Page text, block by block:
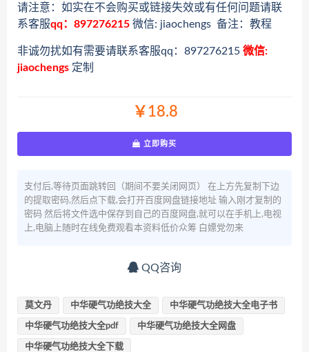
请注意：如实在不会购买或链接失效或有任何问题请联
系客服qq：897276215 微信: jiaochengs 备注：教程
非诚勿扰如有需要请联系客服qq：897276215 微信:
jiaochengs 定制
￥18.8
立即购买
支付后,等待页面跳转回（期间不要关闭网页） 在上方先复制下边
的提取密码,然后点下载,会打开百度网盘链接地址 输入刚才复制的
密码 然后将文件选中保存到自己的百度网盘,就可以在手机上,电视
上,电脑上随时在线免费观看本资料低价众筹 白嫖党勿来
QQ咨询
莫文丹 中华硬气功绝技大全 中华硬气功绝技大全电子书
中华硬气功绝技大全pdf 中华硬气功绝技大全网盘
中华硬气功绝技大全下载